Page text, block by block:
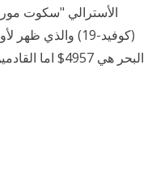
الأسترالي "سكوت
(كوفيد-19)
البحر هي